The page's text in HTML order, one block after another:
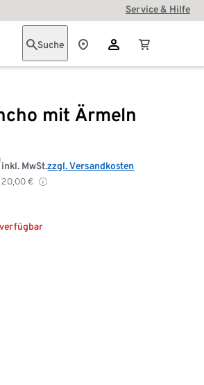
Service & Hilfe
Suche
mit Ärmeln
20,00 €
inkl. MwSt.zzgl. Versandkosten